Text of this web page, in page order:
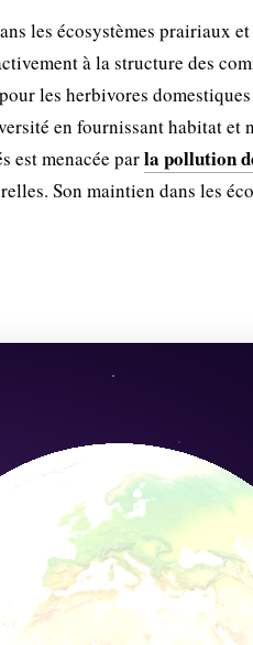
les écosystèmes prairiaux
à la structure des
les herbivores
en fournissant habitat et
est menacée parla pollution
Son maintien dans les